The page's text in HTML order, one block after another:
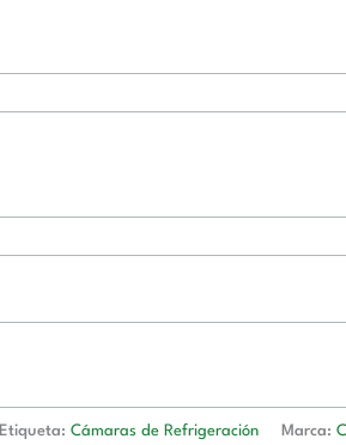
Etiqueta:Cámaras de Refrigeración Marca: